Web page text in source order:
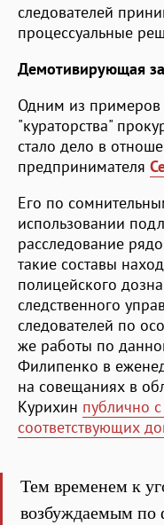
следователей
процессуальные
Демотивирующая
Одним из примеров
"кураторства"
стало дело в
предпринимателя
Его по
использовании
расследование
такие составы
полицейского
следственного
следователей по
же работы по
Филипенко в
на совещаниях в
Курихин публично
соответствующих
Тем временем к
возбуждаемым по